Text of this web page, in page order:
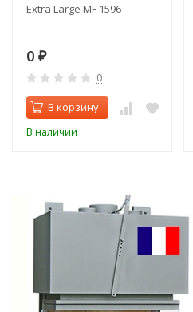
Extra Large MF 1596
0 ₽
0
В корзину
В наличии